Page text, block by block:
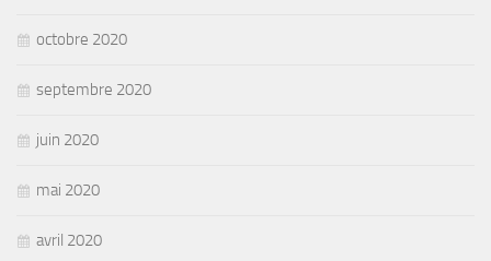
octobre 2020
septembre 2020
juin 2020
mai 2020
avril 2020